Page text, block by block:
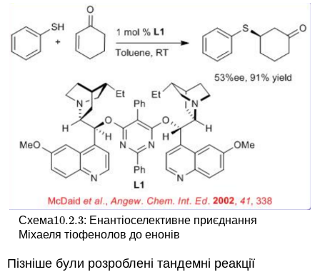
Схема10.2.3
10.2.3: Енантіоселективне приєднання
Міхаеля тіофенолов до енонів
Пізніше були розроблені тандемні реакції